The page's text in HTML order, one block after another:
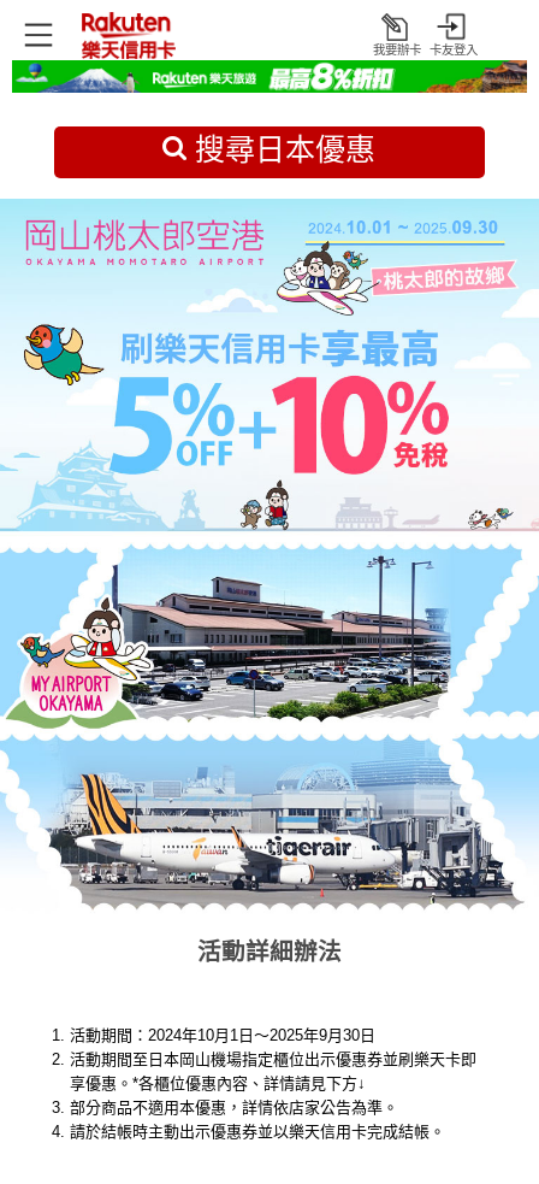
打
開
我要辦卡 卡友登入
首頁 日本旅遊優惠
搜尋日本優惠
活動詳細辦法
活動期間：2024年10月1日～2025年9月30日
活動期間至日本岡山機場指定櫃位出示優惠券並刷樂天卡即
享優惠。*各櫃位優惠內容、詳情請見下方↓
部分商品不適用本優惠，詳情依店家公告為準。
請於結帳時主動出示優惠券並以樂天信用卡完成結帳。